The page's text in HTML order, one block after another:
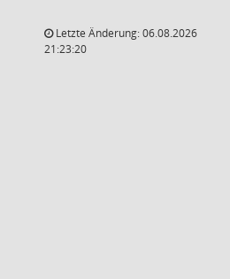
Letzte Änderung: 06.08.2026
21:23:20